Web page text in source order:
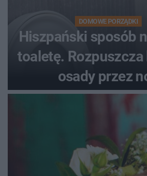
DOMOWE PORZĄDKI
Hiszpański sposób
toaletę. Rozpuszcza
osady przez